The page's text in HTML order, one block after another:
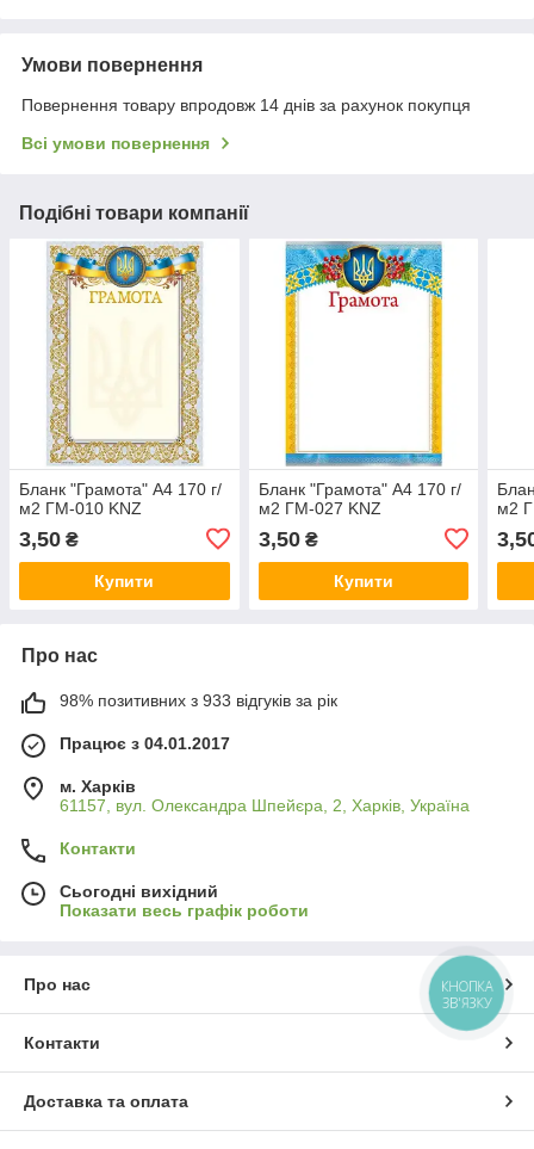
Умови повернення
Повернення товару впродовж 14 днів за рахунок покупця
Всі умови повернення
Подібні товари компанії
Бланк "Грамота" А4 170 г/
м2 ГМ-010 KNZ
3,50 ₴
Купити
Бланк "Грамота" А4 170 г/
м2 ГМ-027 KNZ
3,50₴
Купити
м2
Про нас
98% позитивних з 933 відгуків за рік
Працює з 04.01.2017
м. Харків
61157, вул. Олександра Шпейєра, 2, Харків, Україна
Контакти
Сьогодні вихідний
Показати весь графік роботи
Про нас
Контакти
Доставка та оплата
КНОПКА
ЗВ'ЯЗКУ